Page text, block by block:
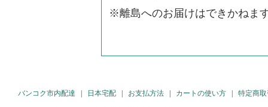
※離島へのお届けはできかねま
バンコク市内配達 日本宅配 お支払方法 カートの使い方 特定商